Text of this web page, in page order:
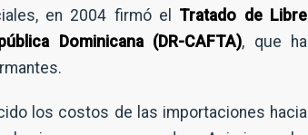
en 2004 firmó el Tratado de Libre
Dominicana (DR-CAFTA), que ha
los costos de las importaciones hacia